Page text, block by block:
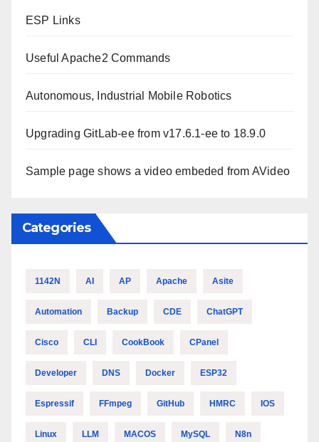
ESP Links
Useful Apache2 Commands
Autonomous, Industrial Mobile Robotics
Upgrading GitLab-ee from v17.6.1-ee to 18.9.0
Sample page shows a video embeded from AVideo
Categories
1142N AI AP Apache Asite
Automation Backup CDE ChatGPT
Cisco CLI CookBook CPanel
Developer DNS Docker ESP32
Espressif FFmpeg GitHub HMRC IOS
Linux LLM MACOS MySQL N8n